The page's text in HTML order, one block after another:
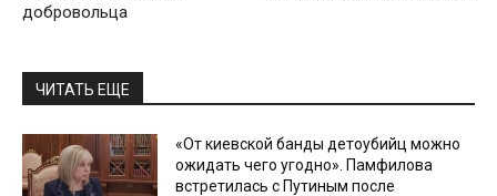
добровольца
ЧИТАТЬ ЕЩЕ
«От киевской банды детоубийц можно
ожидать чего угодно». Памфилова
встретилась с Путиным после